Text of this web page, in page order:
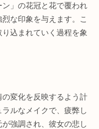
」の花冠と花で覆われ
な印象を与えます。こ
込まれていく過程を象
変化を反映するよう計
ルなメイクで、疲弊し
強調され、彼女の悲し